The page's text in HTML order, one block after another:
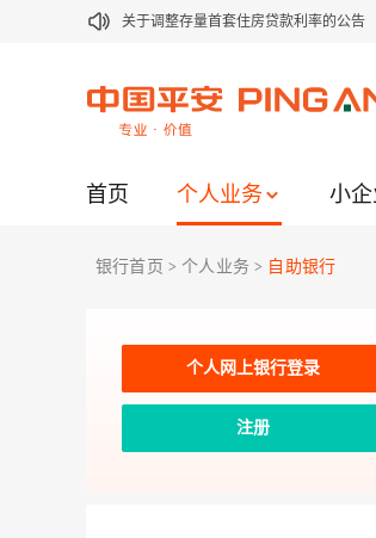
关于修订《平安银行平安金积存业务协
关于2021年劳动节期间代理贵金属业务
关于加强代理贵金属业务风险防范的提
关于进一步加强代理贵金属业务风险防范
关于平安银行电子版信用卡更名为平安
关于调整存量首套住房贷款利率的公告
首页 个人业务 小企
银行首页 > 个人业务 > 自助银行
个人网上银行登录
注册